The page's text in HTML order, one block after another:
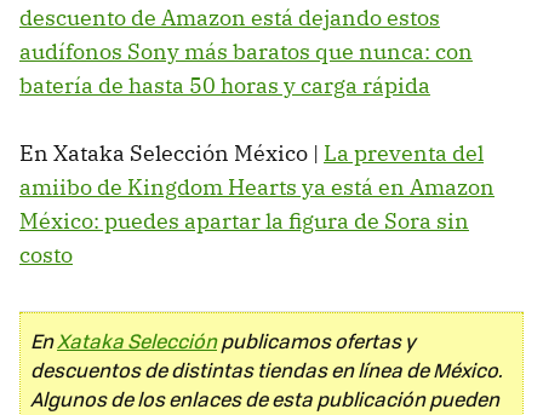
descuento de Amazon está dejando estos
audífonos Sony más baratos que nunca: con
batería de hasta 50 horas y carga rápida
En Xataka Selección México | La preventa del
amiibo de Kingdom Hearts ya está en Amazon
México: puedes apartar la figura de Sora sin
costo
EnXataka Selecciónpublicamos ofertas y
descuentos de distintas tiendas en línea de México.
Algunos de los enlaces de esta publicación pueden